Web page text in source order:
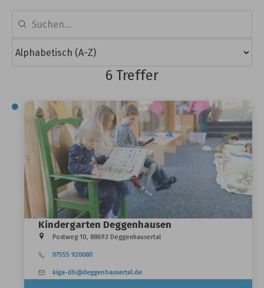
6 Treffer
Kindergarten Deggenhausen
Postweg 10, 88693 Deggenhausertal
07555 920080
kiga-dh@deggenhausertal.de